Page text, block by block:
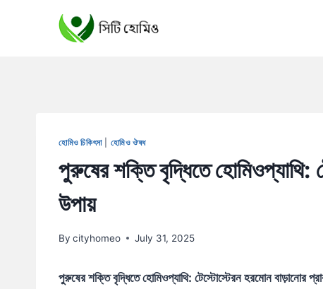
হোমিও চিকিৎসা| হোমিও ঔষধ
পুরুষের শক্তি বৃদ্ধিতে হোমিওপ্যাথি:
উপায়
By cityhomeo July 31, 2025
পুরুষের শক্তি বৃদ্ধিতে হোমিওপ্যাথি: টেস্টোস্টেরন হরমোন বাড়ানোর